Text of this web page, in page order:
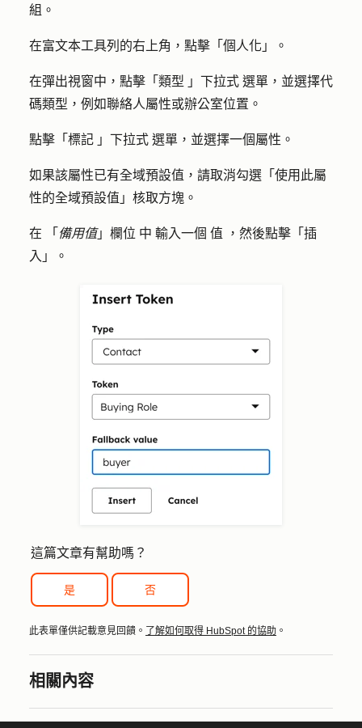
組 。
在富文本工具列的右上角，點擊「 個人化 」。
在彈出視窗中，點擊「 類型 」 下拉式 選單，並選擇代
碼類型 ，例如聯絡人屬性或辦公室位置。
點擊「 標記 」 下拉式 選單，並選擇一個屬性 。
如果該屬性已有全域預設值，請取消勾選「 使用此屬
性的全域預設值 」核取方塊。
在 「 備用值」欄位 中 輸入一個 值 ，然後點擊「 插
入 」。
這篇文章有幫助嗎？
是 否
此表單僅供記載意見回饋。 了解如何取得 HubSpot 的協助 。
相關內容